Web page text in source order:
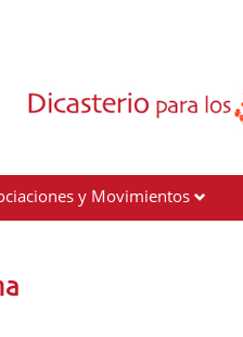
y Movimientos